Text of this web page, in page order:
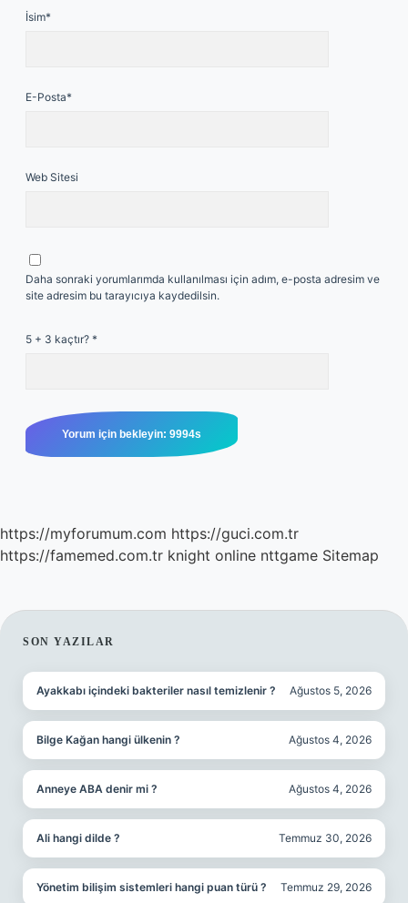
İsim*
E-Posta*
Web Sitesi
Daha sonraki yorumlarımda kullanılması için adım, e-posta adresim ve
site adresim bu tarayıcıya kaydedilsin.
5 + 3 kaçtır? *
https://myforumum.com https://guci.com.tr
https://famemed.com.tr knight online nttgame Sitemap
SIDEBAR
SON YAZILAR
Ayakkabı içindeki bakteriler nasıl temizlenir ? Ağustos 5, 2026
Bilge Kağan hangi ülkenin ? Ağustos 4, 2026
Anneye ABA denir mi ? Ağustos 4, 2026
Ali hangi dilde ? Temmuz 30, 2026
Yönetim bilişim sistemleri hangi puan türü ? Temmuz 29, 2026